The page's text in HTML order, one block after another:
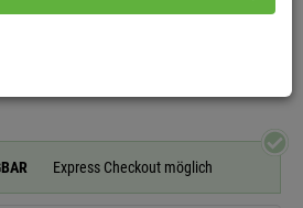
Express Checkout möglich